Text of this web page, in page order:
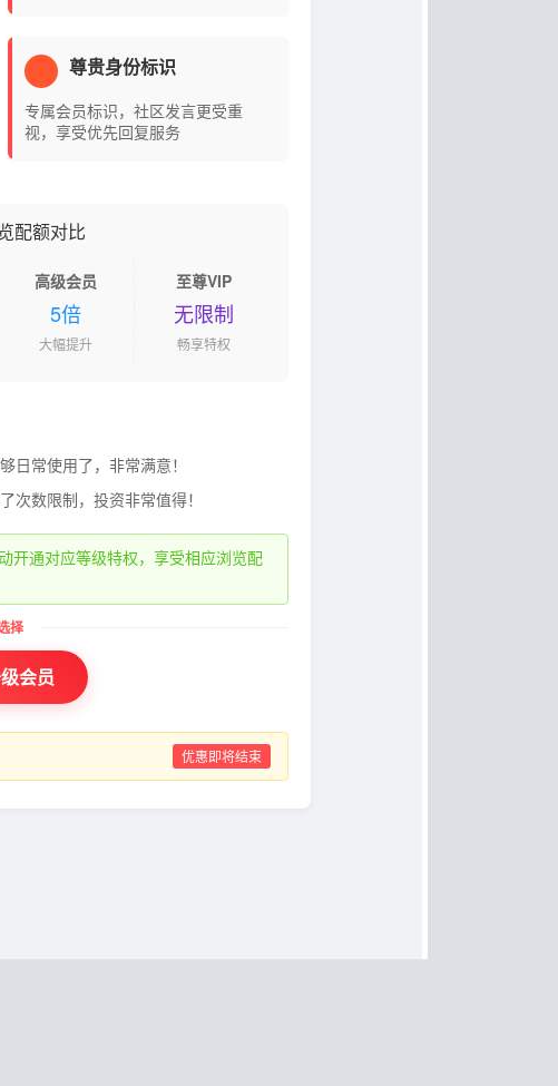
尊贵身份标识
专属会员标识，社区发言更受重
视，享受优先回复服务
配额对比
高级会员
5倍
大幅提升
至尊VIP
无限制
畅享特权
日常使用了，非常满意！
次数限制，投资非常值得！
开通对应等级特权，享受相应浏览配
会员
优惠即将结束